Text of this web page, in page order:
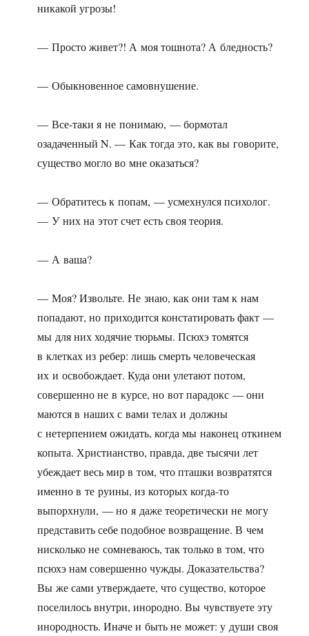
никакой угрозы!
— Просто живет?! А моя тошнота? А бледность?
— Обыкновенное самовнушение.
— Все-таки я не понимаю, — бормотал
озадаченный N. — Как тогда это, как вы говорите,
существо могло во мне оказаться?
— Обратитесь к попам, — усмехнулся психолог.
— У них на этот счет есть своя теория.
— А ваша?
— Моя? Извольте. Не знаю, как они там к нам
попадают, но приходится констатировать факт —
мы для них ходячие тюрьмы. Псюхэ томятся
в клетках из ребер: лишь смерть человеческая
их и освобождает. Куда они улетают потом,
совершенно не в курсе, но вот парадокс — они
маются в наших с вами телах и должны
с нетерпением ожидать, когда мы наконец откинем
копыта. Христианство, правда, две тысячи лет
убеждает весь мир в том, что пташки возвратятся
именно в те руины, из которых когда-то
выпорхнули, — но я даже теоретически не могу
представить себе подобное возвращение. В чем
нисколько не сомневаюсь, так только в том, что
псюхэ нам совершенно чужды. Доказательства?
Вы же сами утверждаете, что существо, которое
поселилось внутри, инородно. Вы чувствуете эту
инородность. Иначе и быть не может: у души своя